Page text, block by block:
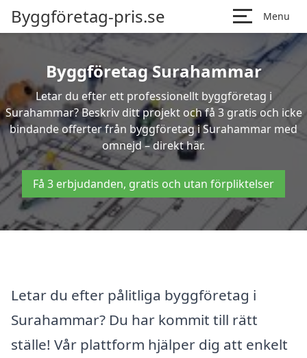
Byggföretag-pris.se Menu
Byggföretag Surahammar
Letar du efter ett professionellt byggföretag i
Surahammar? Beskriv ditt projekt och få 3 gratis och icke
bindande offerter från byggföretag i Surahammar med
omnejd – direkt här.
Få 3 erbjudanden, gratis och utan förpliktelser
Letar du efter pålitliga byggföretag i
Surahammar? Du har kommit till rätt
ställe! Vår plattform hjälper dig att enkelt